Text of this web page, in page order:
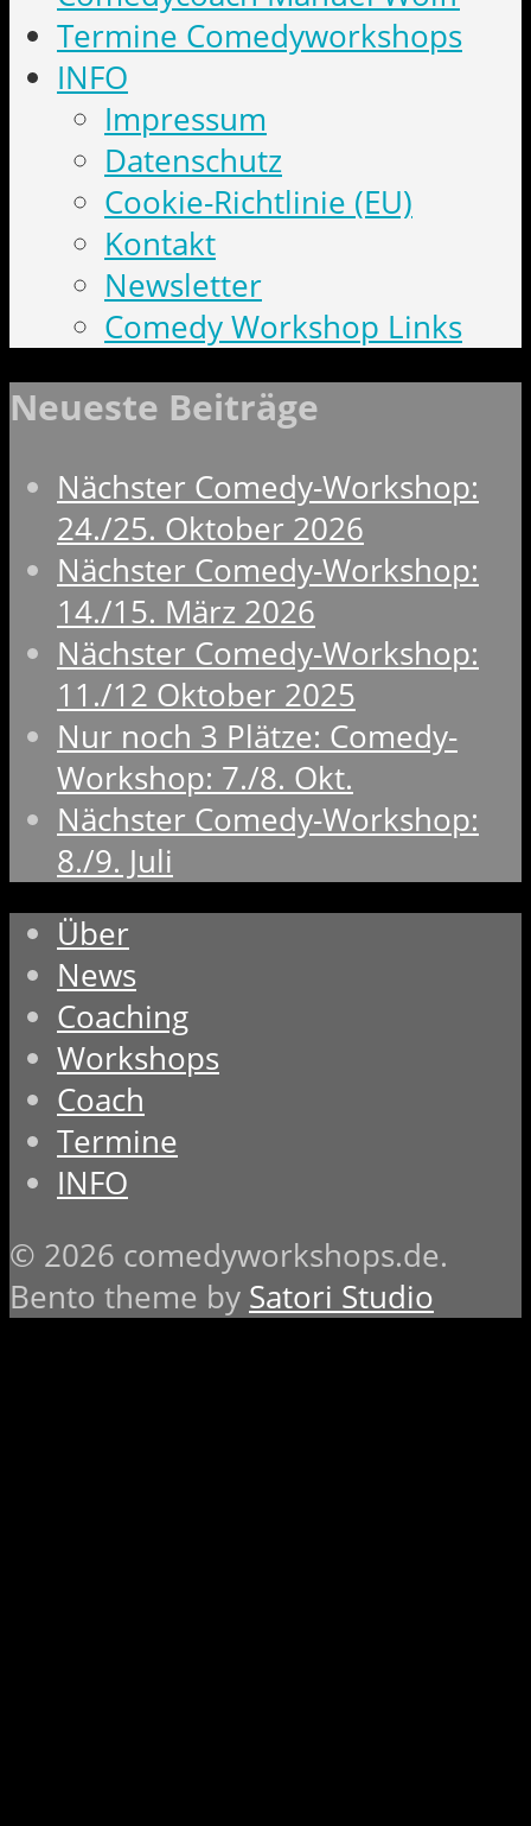
Termine Comedyworkshops
INFO
Impressum
Datenschutz
Cookie-Richtlinie (EU)
Kontakt
Newsletter
Comedy Workshop Links
Neueste Beiträge
Nächster Comedy-Workshop:
24./25. Oktober 2026
Nächster Comedy-Workshop:
14./15. März 2026
Nächster Comedy-Workshop:
11./12 Oktober 2025
Nur noch 3 Plätze: Comedy-
Workshop: 7./8. Okt.
Nächster Comedy-Workshop:
8./9. Juli
Über
News
Coaching
Workshops
Coach
Termine
INFO
© 2026 comedyworkshops.de.
Bento theme by Satori Studio